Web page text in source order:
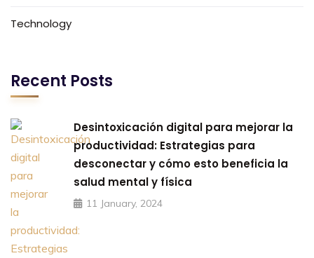
Technology
Recent Posts
Desintoxicación digital para mejorar la
productividad: Estrategias para
desconectar y cómo esto beneficia la
salud mental y física
11 January, 2024